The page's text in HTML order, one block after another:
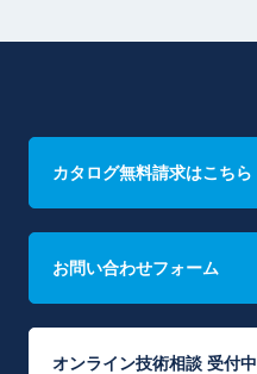
カタログ無料請求はこちら
お問い合わせフォーム
オンライン技術相談 受付中